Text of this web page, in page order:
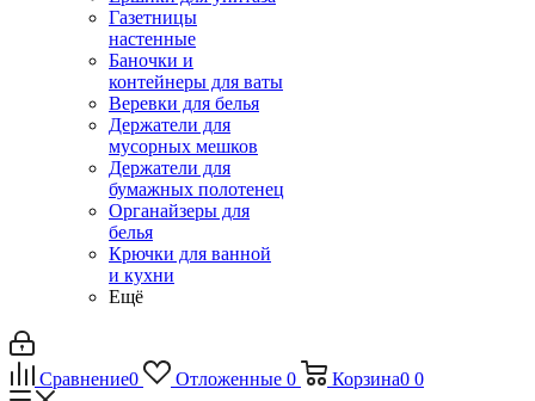
Газетницы
настенные
Баночки и
контейнеры для ваты
Веревки для белья
Держатели для
мусорных мешков
Держатели для
бумажных полотенец
Органайзеры для
белья
Крючки для ванной
и кухни
Ещё
Сравнение0 Отложенные 0 Корзина0 0